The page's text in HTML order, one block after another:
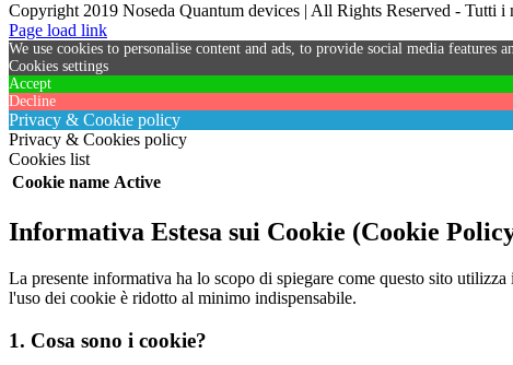
Copyright 2019 Noseda Quantum devices | All Rights Reserved - Tutti
Page load link
We use cookies to personalise content and ads, to provide social media
Cookies settings
Accept
Decline
Privacy & Cookie policy
Privacy & Cookies policy
Cookies list
Cookie name Active
Informativa Estesa sui Cookie (Cookie
La presente informativa ha lo scopo di spiegare come questo sito
l'uso dei cookie è ridotto al minimo indispensabile.
1. Cosa sono i cookie?